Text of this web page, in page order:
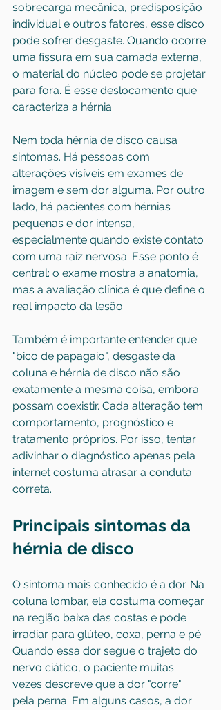
sobrecarga mecânica, predisposição
individual e outros fatores, esse disco
pode sofrer desgaste. Quando ocorre
uma fissura em sua camada externa,
o material do núcleo pode se projetar
para fora. É esse deslocamento que
caracteriza a hérnia.
Nem toda hérnia de disco causa
sintomas. Há pessoas com
alterações visíveis em exames de
imagem e sem dor alguma. Por outro
lado, há pacientes com hérnias
pequenas e dor intensa,
especialmente quando existe contato
com uma raiz nervosa. Esse ponto é
central: o exame mostra a anatomia,
mas a avaliação clínica é que define o
real impacto da lesão.
Também é importante entender que
"bico de papagaio", desgaste da
coluna e hérnia de disco não são
exatamente a mesma coisa, embora
possam coexistir. Cada alteração tem
comportamento, prognóstico e
tratamento próprios. Por isso, tentar
adivinhar o diagnóstico apenas pela
internet costuma atrasar a conduta
correta.
Principais sintomas da
hérnia de disco
O sintoma mais conhecido é a dor. Na
coluna lombar, ela costuma começar
na região baixa das costas e pode
irradiar para glúteo, coxa, perna e pé.
Quando essa dor segue o trajeto do
nervo ciático, o paciente muitas
vezes descreve que a dor "corre"
pela perna. Em alguns casos, a dor